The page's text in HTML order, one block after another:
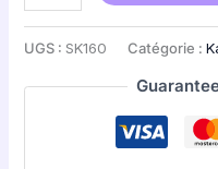
UGS : SK160 Catégorie :